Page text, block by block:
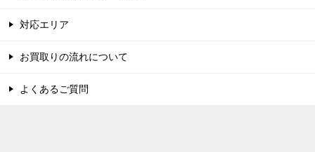
対応エリア
お買取りの流れについて
よくあるご質問